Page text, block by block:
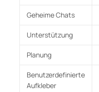
Geheime Chats
Unterstützung
Planung
Benutzerdefinierte
Aufkleber